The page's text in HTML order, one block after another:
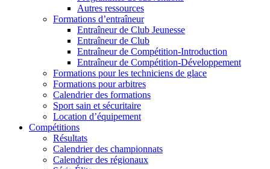
Autres ressources
Formations d’entraîneur
Entraîneur de Club Jeunesse
Entraîneur de Club
Entraîneur de Compétition-Introduction
Entraîneur de Compétition-Développement
Formations pour les techniciens de glace
Formations pour arbitres
Calendrier des formations
Sport sain et sécuritaire
Location d’équipement
Compétitions
Résultats
Calendrier des championnats
Calendrier des régionaux